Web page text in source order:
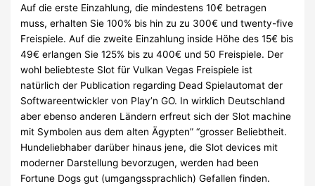
Auf die erste Einzahlung, die mindestens 10€ betragen
muss, erhalten Sie 100% bis hin zu zu 300€ und twenty-five
Freispiele. Auf die zweite Einzahlung inside Höhe des 15€ bis
49€ erlangen Sie 125% bis zu 400€ und 50 Freispiele. Der
wohl beliebteste Slot für Vulkan Vegas Freispiele ist
natürlich der Publication regarding Dead Spielautomat der
Softwareentwickler von Play’n GO. In wirklich Deutschland
aber ebenso anderen Ländern erfreut sich der Slot machine
mit Symbolen aus dem alten Ägypten” “grosser Beliebtheit.
Hundeliebhaber darüber hinaus jene, die Slot devices mit
moderner Darstellung bevorzugen, werden had been
Fortune Dogs gut (umgangssprachlich) Gefallen finden.